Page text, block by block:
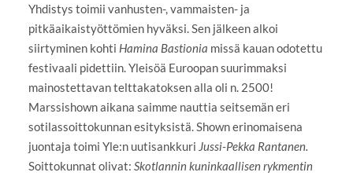
Yhdistys toimii vanhusten-, vammaisten- ja
pitkäaikaistyöttömien hyväksi.Sen jälkeenalkoi
siirtyminen kohti Hamina Bastionia missä kauan odotettu
festivaali pidettiin. Yleisöä Euroopan suurimmaksi
mainostettavan telttakatoksen alla oli n. 2500!
Marssishown aikana saimme nauttia seitsemän eri
sotilassoittokunnan esityksistä. Shown erinomaisena
juontaja toimi Yle:n uutisankkuri Jussi-Pekka Rantanen.
Soittokunnat olivat: Skotlannin kuninkaallisen rykmentin